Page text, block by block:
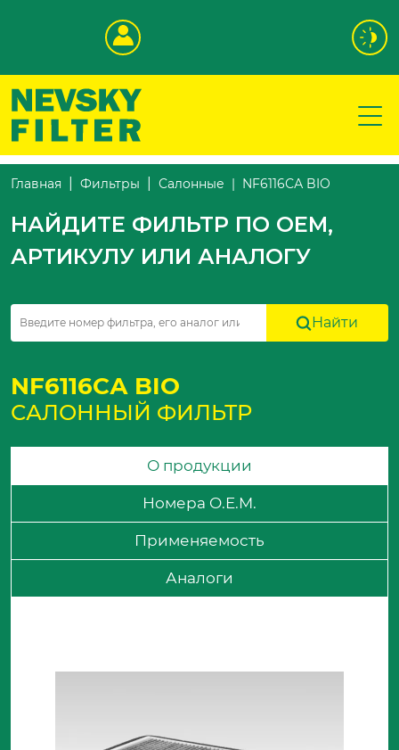
Главная Фильтры Салонные NF6116СА BIO
НАЙДИТЕ ФИЛЬТР ПО OEM,
АРТИКУЛУ ИЛИ АНАЛОГУ
Найти
NF6116СА BIO
САЛОННЫЙ ФИЛЬТР
О продукции
Номера O.E.M.
Применяемость
Аналоги